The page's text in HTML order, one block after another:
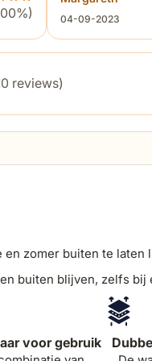
4 september 2023
04-09-2023
reviews)
en zomer buiten te laten
buiten blijven, zelfs
voor gebruik